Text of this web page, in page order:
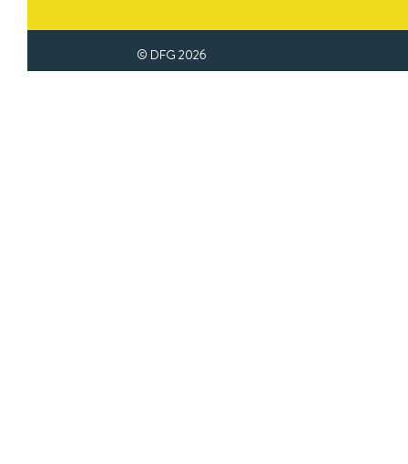
© DFG 2026